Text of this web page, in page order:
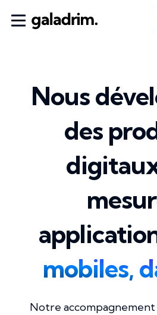
Nous
des
mobiles,
Notre